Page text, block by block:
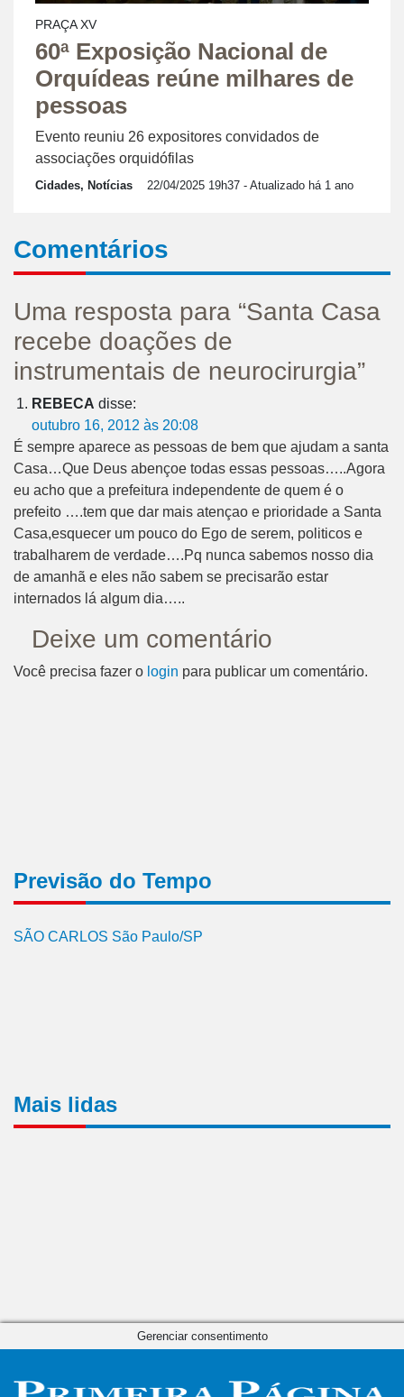
PRAÇA XV
60ª Exposição Nacional de
Orquídeas reúne milhares de
pessoas
Evento reuniu 26 expositores convidados de
associações orquidófilas
Cidades, Notícias 22/04/2025 19h37 - Atualizado há 1 ano
Comentários
Uma resposta para “Santa Casa
recebe doações de
instrumentais de neurocirurgia”
REBECA disse:
outubro 16, 2012 às 20:08
É sempre aparece as pessoas de bem que ajudam a santa
Casa…Que Deus abençoe todas essas pessoas…..Agora
eu acho que a prefeitura independente de quem é o
prefeito ….tem que dar mais atençao e prioridade a Santa
Casa,esquecer um pouco do Ego de serem, politicos e
trabalharem de verdade….Pq nunca sabemos nosso dia
de amanhã e eles não sabem se precisarão estar
internados lá algum dia…..
Deixe um comentário
Você precisa fazer o login para publicar um comentário.
Previsão do Tempo
SÃO CARLOS São Paulo/SP
Mais lidas
Gerenciar consentimento